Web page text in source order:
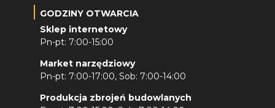
GODZINY OTWARCIA
Sklep internetowy
Pn-pt: 7:00-15:00
Market narzędziowy
Pn-pt: 7:00-17:00, Sob: 7:00-14:00
Produkcja zbrojeń budowlanych